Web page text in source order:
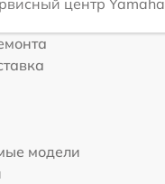
модели